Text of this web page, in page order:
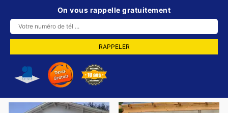
On vous rappelle gratuitement